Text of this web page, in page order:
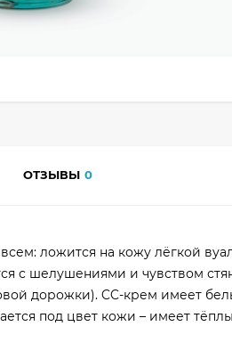
ОТЗЫВЫ 0
ложится на кожу лёгкой
с шелушениями и чувством
дорожки). CC-крем имеет
под цвет кожи – имеет